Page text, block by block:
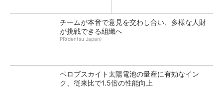
チームが本音で意見を交わし合い、多様な人財
が挑戦できる組織へ
PR(dentsu Japan)
ペロブスカイト太陽電池の量産に有効なイン
ク、従来比で1.5倍の性能向上